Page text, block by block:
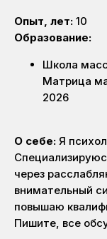
Опыт, лет: 10
Образование:
Школа
Матрица
2026
О себе: Я
через
внимательный
повышаю
Пишите, все